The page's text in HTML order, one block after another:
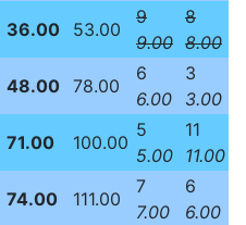
36.00 53.00
9
9.00
8
8.00
48.00 78.00
6
6.00
3
3.00
71.00 100.00
5
5.00
11
11.00
74.00 111.00
7
7.00
6
6.00